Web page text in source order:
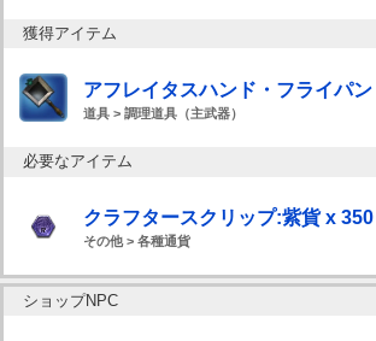
獲得アイテム
アフレイタスハンド・フライパン
道具 > 調理道具（主武器）
必要なアイテム
クラフタースクリップ:紫貨 x 350
その他 > 各種通貨
ショップNPC